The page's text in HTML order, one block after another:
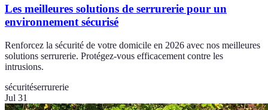
Les meilleures solutions de serrurerie pour un
environnement sécurisé
Renforcez la sécurité de votre domicile en 2026 avec nos meilleures
solutions serrurerie. Protégez-vous efficacement contre les
intrusions.
sécuritéserrurerie
Jul 31